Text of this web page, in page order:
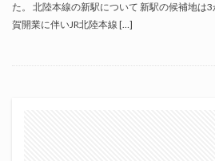
た。 北陸本線の新駅について 新駅の候補地は
賀開業に伴いJR北陸本線 […]